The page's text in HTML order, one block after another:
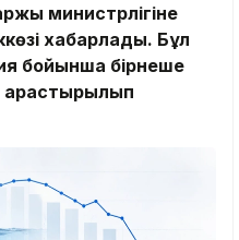
министрлігіне
хабарлады. Бұл
бойынша бірнеше